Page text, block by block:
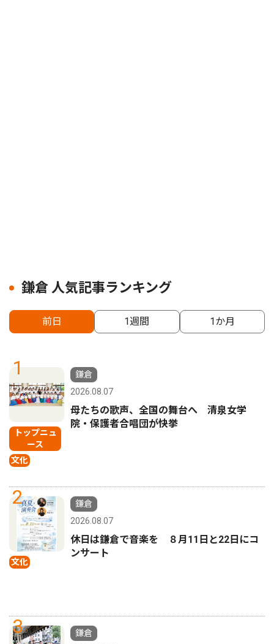
鎌倉 人気記事ランキング
前日 1週間 1か月
1
トップニュ
ース
文化
鎌倉
2026.08.07
母たちの歌声、全国の舞台へ 清泉女学
院・保護者合唱団が快挙
2
文化
鎌倉
2026.08.07
休日は鎌倉で音楽を ８月11日と22日にコ
ンサート
3
鎌倉